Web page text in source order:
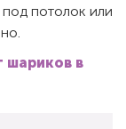
потолок или
шариков в